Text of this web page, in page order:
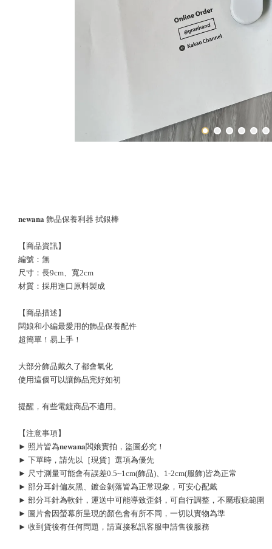
𝐧𝐞𝐰𝐚𝐧𝐚 飾品保養利器 拭銀棒
【商品資訊】
編號：無
尺寸：長9cm、寬2cm
材質：採用進口原料製成
【商品描述】
闆娘和小編最愛用的飾品保養配件
超簡單！易上手！
大部分飾品戴久了都會氧化
使用這個可以讓飾品完好如初
提醒，有些電鍍商品不適用。
【注意事項】
► 照片皆為𝐧𝐞𝐰𝐚𝐧𝐚闆娘實拍，盜圖必究！
► 下單時，請先以［現貨］選項為優先
► 尺寸測量可能會有誤差0.5~1cm(飾品)、1-2cm(服飾)皆為正常
► 部分耳針偏灰黑、鍍金剝落皆為正常現象，可安心配戴
► 部分耳針為軟針，運送中可能導致歪斜，可自行調整，不屬瑕疵範圍
► 圖片會因螢幕所呈現的顏色會有所不同，一切以實物為準
► 收到貨後有任何問題，請直接私訊客服申請售後服務